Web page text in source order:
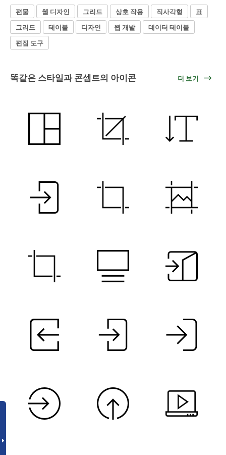
편물 웹 디자인 그리드 상호 작용 직사각형
표
그리드
테이블 디자인 웹 개발
데이터 테이블
편집 도구
똑같은 스타일과 콘셉트의 아이콘 더 보기